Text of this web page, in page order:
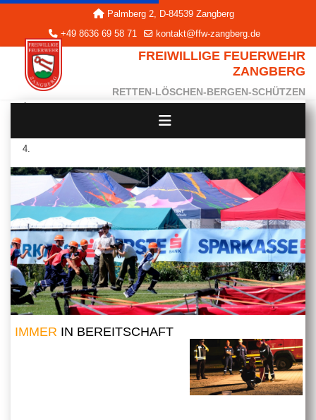
Palmberg 2, D-84539 Zangberg
+49 8636 69 58 71
kontakt@ffw-zangberg.de
FREIWILLIGE FEUERWEHR
ZANGBERG
RETTEN-LÖSCHEN-BERGEN-SCHÜTZEN
IMMER IN BEREITSCHAFT